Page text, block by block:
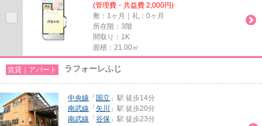
(管理費・共益費 2,000円)
敷：1ヶ月｜礼：0ヶ月
所在階：3階
間取り：1K
面積：21.00㎡
賃貸｜アパート ラフォーレふじ
中央線 「 国立 」駅 徒歩14分
南武線 「 矢川
」駅 徒歩20分
南武線 「 谷保 」駅 徒歩23分